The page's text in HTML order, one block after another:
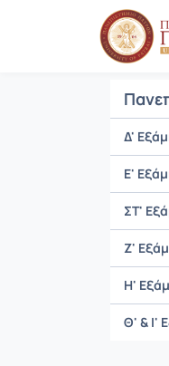
Δ'
E'
ΣΤ'
Ζ'
Η'
Θ' & I'